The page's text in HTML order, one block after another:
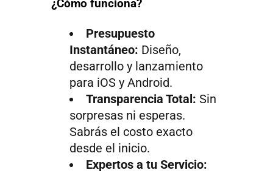
¿Cómo funciona?
Presupuesto
Instantáneo: Diseño,
desarrollo y lanzamiento
para iOS y Android.
Transparencia Total: Sin
sorpresas ni esperas.
Sabrás el costo exacto
desde el inicio.
Expertos a tu Servicio: